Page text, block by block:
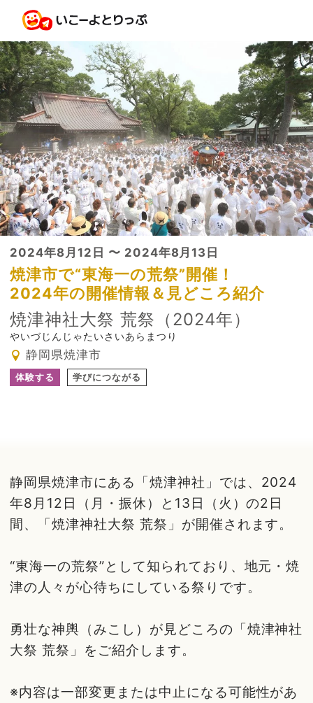
2024年8月12日 〜 2024年8月13日
焼津市で“東海一の荒祭”開催！
2024年の開催情報＆見どころ紹介
焼津神社大祭 荒祭（2024年）
やいづじんじゃたいさいあらまつり
静岡県焼津市
体験する 学びにつながる
静岡県焼津市にある「焼津神社」では、2024
年8月12日（月・振休）と13日（火）の2日
間、「焼津神社大祭 荒祭」が開催されます。
“東海一の荒祭”として知られており、地元・焼
津の人々が心待ちにしている祭りです。
勇壮な神輿（みこし）が見どころの「焼津神社
大祭 荒祭」をご紹介します。
※内容は一部変更または中止になる可能性があ